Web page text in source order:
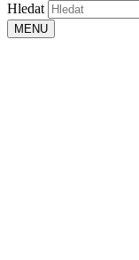
Hledat
MENU